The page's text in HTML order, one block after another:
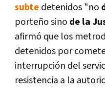
subte detenidos "no
porteño sino de la
afirmó que los
detenidos por
interrupción del
resistencia a la